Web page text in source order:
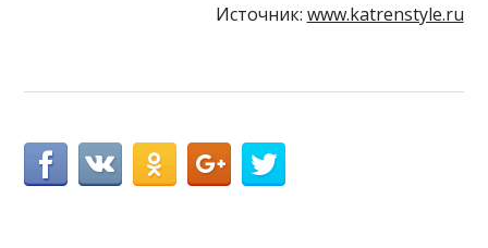
Источник: www.katrenstyle.ru